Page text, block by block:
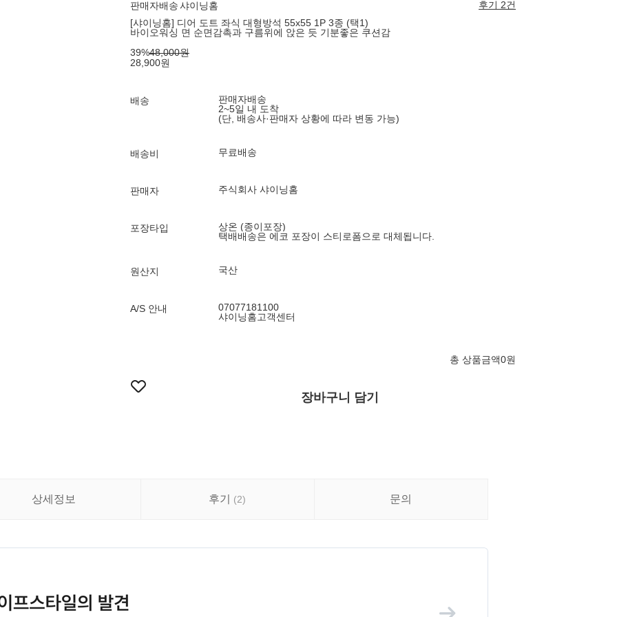
판매자배송샤이닝홈
후기 2건
[샤이닝홈] 디어 도트 좌식 대형방석 55x55 1P 3종 (택1)
바이오워싱 면 순면감촉과 구름위에 앉은 듯 기분좋은 쿠션감
39%48,000원
28,900원
배송
판매자배송
2~5일 내 도착
(단, 배송사·판매자 상황에 따라 변동 가능)
배송비 무료배송
판매자 주식회사 샤이닝홈
포장타입
상온 (종이포장)
택배배송은 에코 포장이 스티로폼으로 대체됩니다.
원산지 국산
A/S 안내
07077181100
샤이닝홈고객센터
총 상품금액0원
장바구니 담기
상세정보 후기 (2) 문의